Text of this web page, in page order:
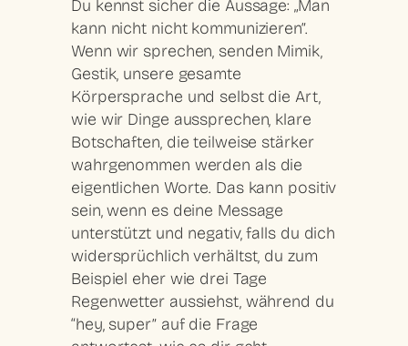
Du kennst sicher die Aussage: „Man
kann nicht nicht kommunizieren”.
Wenn wir sprechen, senden Mimik,
Gestik, unsere gesamte
Körpersprache und selbst die Art,
wie wir Dinge aussprechen, klare
Botschaften, die teilweise stärker
wahrgenommen werden als die
eigentlichen Worte. Das kann positiv
sein, wenn es deine Message
unterstützt und negativ, falls du dich
widersprüchlich verhältst, du zum
Beispiel eher wie drei Tage
Regenwetter aussiehst, während du
“hey, super” auf die Frage